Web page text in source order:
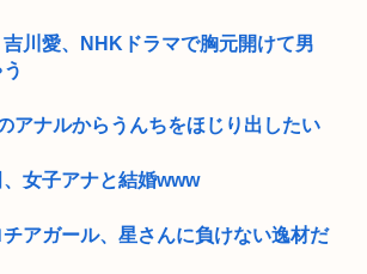
吉川愛、NHKドラマで胸元開けて男
アナルからうんちをほじり出したい
女子アナと結婚www
アガール、星さんに負けない逸材だ